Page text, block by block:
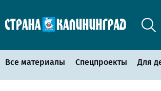
Все материалы Спецпроекты Для